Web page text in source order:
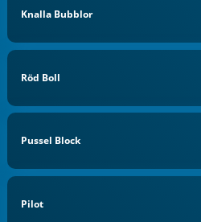
Knalla Bubblor
Röd Boll
Pussel Block
Pilot